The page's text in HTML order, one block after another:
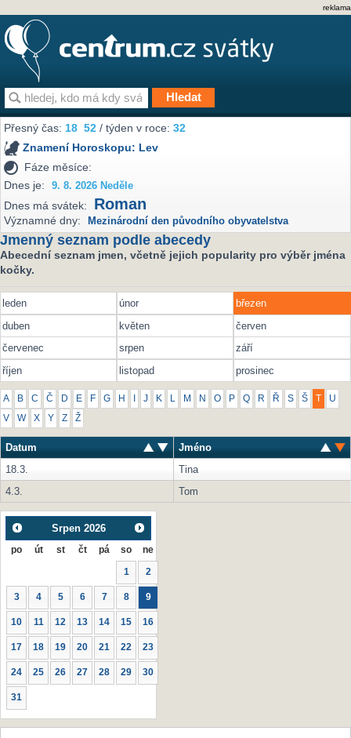
reklama
Přesný čas:18 52 / týden v roce:32
Znamení Horoskopu: Lev
Fáze měsíce:
Dnes je:
9. 8. 2026 Neděle
Dnes má svátek: Roman
Významné dny: Mezinárodní den původního obyvatelstva
Jmenný seznam podle abecedy
Abecední seznam jmen, včetně jejich popularity pro výběr jména
kočky.
leden únor
březen
duben
květen
červen
červenec
srpen
září
říjen
listopad prosinec
A B C Č D E F G H J K L M N O P Q R Ř S Š U
V W X Y Z Ž
Datum
Jméno
18.3.
Tina
4.3.
Tom
Srpen 2026
po út st čt pá so ne
1 2
3 4 5 6 7 8 9
10 11 12 13 14 15 16
17 18 19 20 21 22 23
24 25 26 27 28 29 30
31